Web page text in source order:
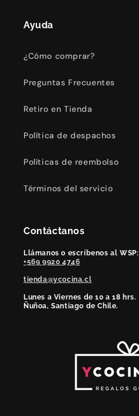
Ayuda
¿Cómo comprar?
Preguntas Frecuentes
Retiro en Tienda
Política de despachos
Políticas de reembolso
Términos del servicio
Contáctanos
Llámanos o escríbenos al WSP:
+569 9920 4746
tienda@ycocina.cl
Lunes a Viernes de 10 a 18 hrs.
Ñuñoa, Santiago de Chile.